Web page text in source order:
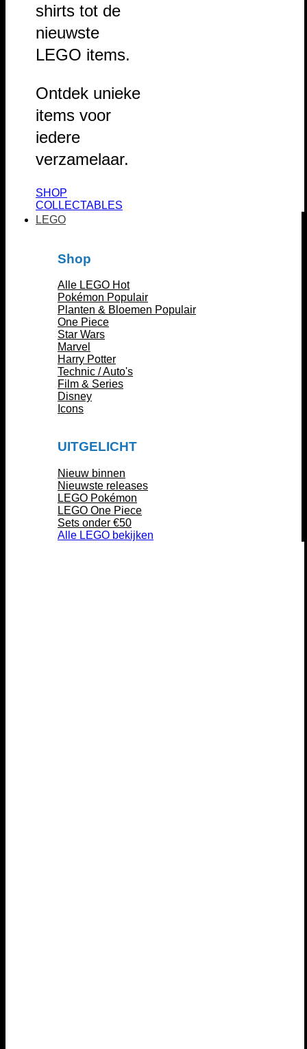
shirts tot de
nieuwste
LEGO items.
Ontdek unieke
items voor
iedere
verzamelaar.
SHOP
COLLECTABLES
LEGO
Shop
Alle LEGO
Pokémon
Planten & Bloemen
One Piece
Star Wars
Marvel
Harry Potter
Technic / Auto's
Film & Series
Disney
Icons
UITGELICHT
Nieuw binnen
Nieuwste releases
LEGO Pokémon
LEGO One Piece
Sets onder €50
Alle LEGO bekijken